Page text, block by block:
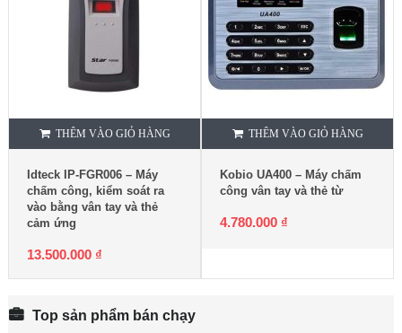
THÊM VÀO GIỎ HÀNG
Idteck IP-FGR006 – Máy
chấm công, kiểm soát ra
vào bằng vân tay và thẻ
cảm ứng
13.500.000 ₫
THÊM VÀO GIỎ HÀNG
Kobio UA400 – Máy chấm
công vân tay và thẻ từ
4.780.000 ₫
Top sản phẩm bán chạy